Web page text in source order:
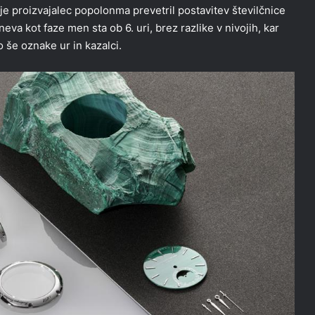
proizvajalec popolonma prevetril postavitev številčnice
kot faze men sta ob 6. uri, brez razlike v nivojih, kar
še oznake ur in kazalci.